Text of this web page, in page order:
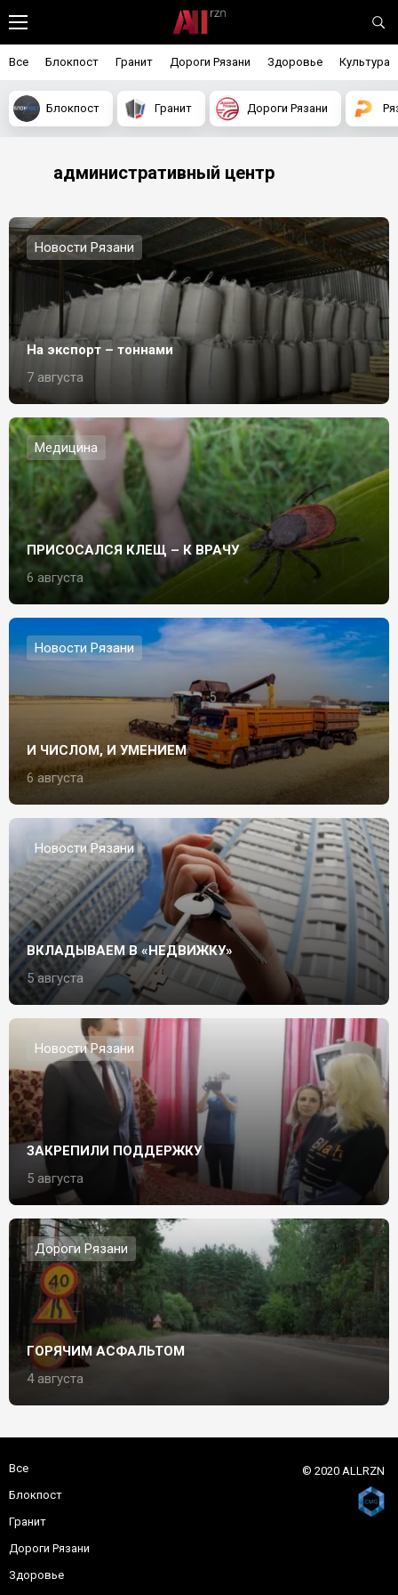
Все Блокпост Гранит Дороги Рязани Здоровье Культура
Блокпост Гранит Дороги Рязани
административный центр
Новости Рязани
На экспорт – тоннами
7 августа
Медицина
ПРИСОСАЛСЯ КЛЕЩ – К ВРАЧУ
6 августа
Новости Рязани
И ЧИСЛОМ, И УМЕНИЕМ
6 августа
Новости Рязани
ВКЛАДЫВАЕМ В «НЕДВИЖКУ»
5 августа
Новости Рязани
ЗАКРЕПИЛИ ПОДДЕРЖКУ
5 августа
Дороги Рязани
ГОРЯЧИМ АСФАЛЬТОМ
4 августа
Все
Блокпост
Гранит
Дороги Рязани
Здоровье
© 2020 ALLRZN